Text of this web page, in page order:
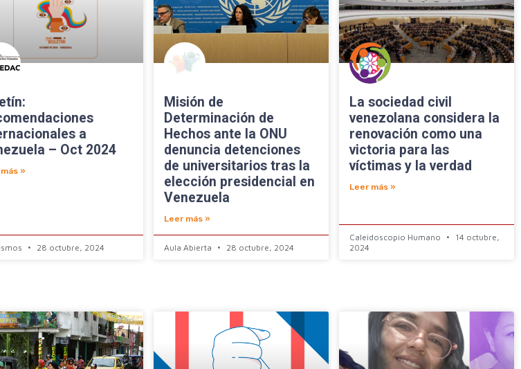
a
– Oct 2024
»
28 octubre, 2024
Misión de
Determinación de
Hechos ante la ONU
denuncia detenciones
de universitarios tras la
elección presidencial en
Venezuela
Leer más »
Aula Abierta 28 octubre, 2024
La sociedad civil
venezolana considera la
renovación como una
victoria para las
víctimas y la verdad
Leer más »
Caleidoscopio Humano
14 octubre,
2024